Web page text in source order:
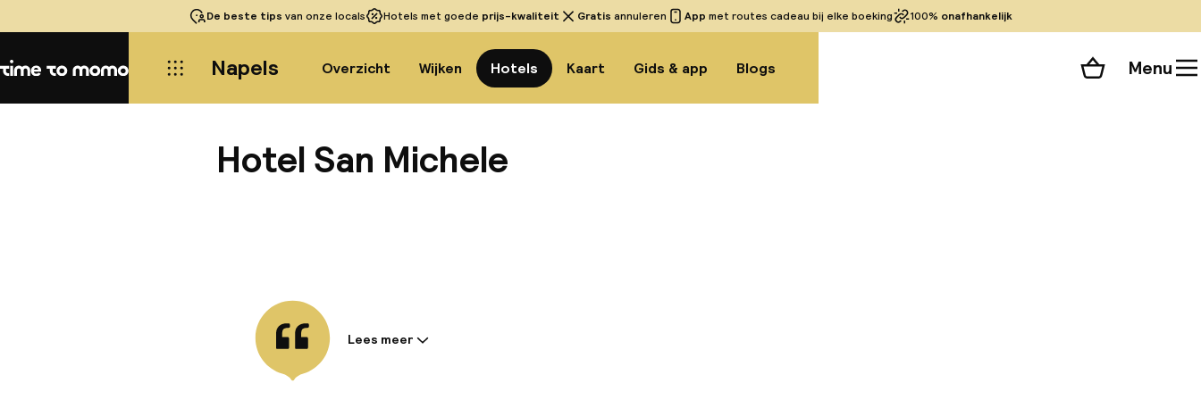
De beste tips van onze locals Hotels met goede prijs-kwaliteit Gratis annuleren App met routes cadeau bij elke boeking 100% onafhankelijk
Home Napels Overzicht Wijken Hotels Kaart Gids & app Blogs Winkelmand
Menu
Hotel San Michele
Informatie gedeeld door de accommodatie:
Lees meer